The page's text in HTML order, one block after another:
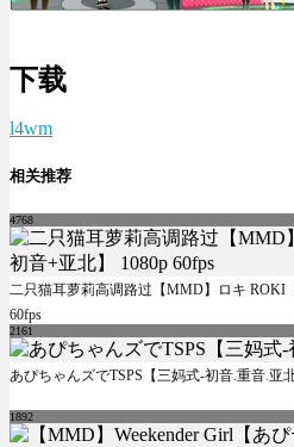
下载
l4wm
相关推荐
4768
二只猫耳萝莉高调路过【MMD】ロキ ROKI
60fps
2161
あぴちゃんズでTSPS【三妈式-初音.重音.亚北
1892